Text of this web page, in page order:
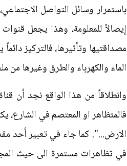
باستمرار وسائل التواصل
إيصالاً للمعلومة، وهذا يجعل
مصداقتيها وتأثيرها، فالتركيز
الماء والكهرباء والطرق وغيرها
وانطلاقاً من هذا الواقع نجد أن
فالمتظاهر او المعتصم في الشارع،
الارض...". كما جاء في تعبير أحد
في تظاهرات مستمرة الى حيث